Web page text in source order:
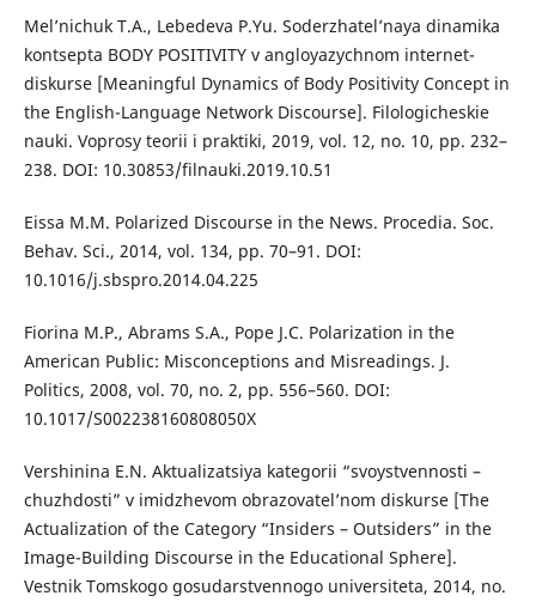
Mel’nichuk T.A., Lebedeva P.Yu. Soderzhatel’naya dinamika
kontsepta BODY POSITIVITY v angloyazychnom internet-
diskurse [Meaningful Dynamics of Body Positivity Concept in
the English-Language Network Discourse]. Filologicheskie
nauki. Voprosy teorii i praktiki, 2019, vol. 12, no. 10, pp. 232–
238. DOI: 10.30853/filnauki.2019.10.51
Eissa M.M. Polarized Discourse in the News. Procedia. Soc.
Behav. Sci., 2014, vol. 134, pp. 70–91. DOI:
10.1016/j.sbspro.2014.04.225
Fiorina M.P., Abrams S.A., Pope J.C. Polarization in the
American Public: Misconceptions and Misreadings. J.
Politics, 2008, vol. 70, no. 2, pp. 556–560. DOI:
10.1017/S002238160808050X
Vershinina E.N. Aktualizatsiya kategorii “svoystvennosti –
chuzhdosti” v imidzhevom obrazovatel’nom diskurse [The
Actualization of the Category “Insiders – Outsiders” in the
Image-Building Discourse in the Educational Sphere].
Vestnik Tomskogo gosudarstvennogo universiteta, 2014, no.